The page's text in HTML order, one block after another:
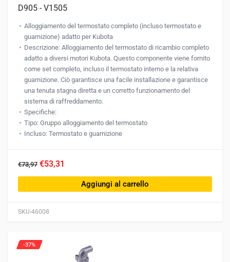
SKU-46008
D905 - V1505
Alloggiamento del termostato completo (incluso termostato e
guarnizione) adatto per Kubota
Descrizione: Alloggiamento del termostato di ricambio completo
adatto a diversi motori Kubota. Questo componente viene fornito
come set completo, incluso il termostato interno e la relativa
guarnizione. Ciò garantisce una facile installazione e garantisce
una tenuta stagna diretta e un corretto funzionamento del
sistema di raffreddamento.
Specifiche:
Tipo: Gruppo alloggiamento del termostato
Incluso: Termostato e guarnizione
€73,97 €53,31
Aggiungi al carrello
-37%